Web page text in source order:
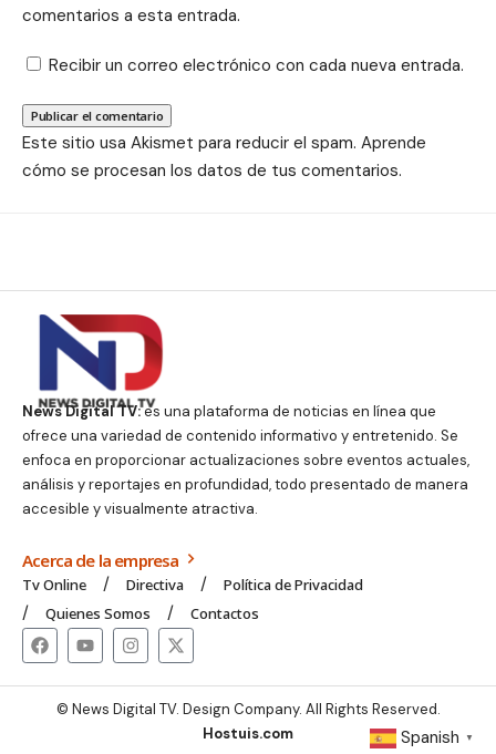
comentarios a esta entrada.
Recibir un correo electrónico con cada nueva entrada.
Este sitio usa Akismet para reducir el spam. Aprende
cómo se procesan los datos de tus comentarios.
News Digital TV:es una plataforma de noticias en línea que
ofrece una variedad de contenido informativo y entretenido. Se
enfoca en proporcionar actualizaciones sobre eventos actuales,
análisis y reportajes en profundidad, todo presentado de manera
accesible y visualmente atractiva.
Acerca de la empresa
Tv Online Directiva
Política de Privacidad
Quienes Somos
Contactos
© News Digital TV. Design Company. All Rights Reserved.
Hostuis.com
Spanish ▼